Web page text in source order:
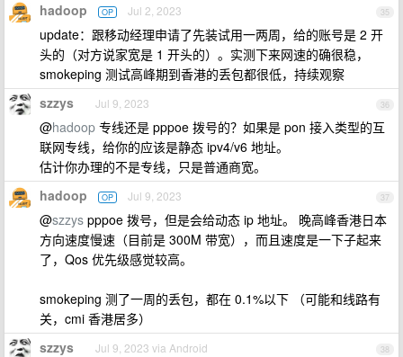
35
hadoop OP Jul 2, 2023
update：跟移动经理申请了先装试用一两周，给的账号是 2 开
头的（对方说家宽是 1 开头的）。实测下来网速的确很稳，
smokeping 测试高峰期到香港的丢包都很低，持续观察
36
szzys Jul 9, 2023
@hadoop 专线还是 pppoe 拨号的？如果是 pon 接入类型的互
联网专线，给你的应该是静态 ipv4/v6 地址。
估计你办理的不是专线，只是普通商宽。
37
hadoop OP Jul 9, 2023
@szzys pppoe 拨号，但是会给动态 ip 地址。 晚高峰香港日本
方向速度慢速（目前是 300M 带宽），而且速度是一下子起来
了，Qos 优先级感觉较高。
smokeping 测了一周的丢包，都在 0.1%以下 （可能和线路有
关，cmi 香港居多）
38
szzys Jul 9, 2023 via Android